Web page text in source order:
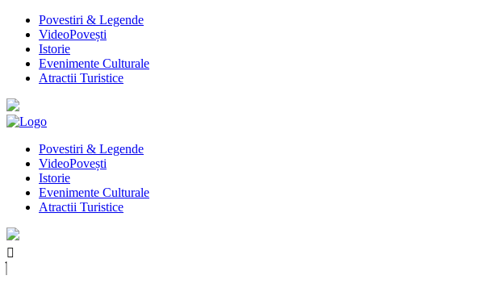
Povestiri & Legende
VideoPovești
Istorie
Evenimente Culturale
Atractii Turistice
Povestiri & Legende
VideoPovești
Istorie
Evenimente Culturale
Atractii Turistice